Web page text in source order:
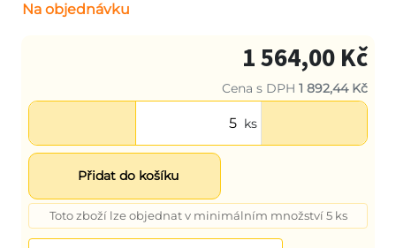
Na objednávku
1 564,00 Kč
Cena s DPH 1 892,44 Kč
ks
Přidat do košíku
Toto zboží lze objednat v minimálním množství 5 ks